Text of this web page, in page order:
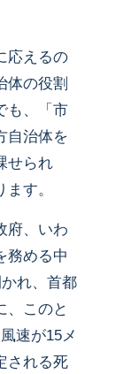
応えるの
体の役割
も、「市
自治体を
せられ
す。
府、いわ
務める中
れ、首都
、このと
速が15メ
される死